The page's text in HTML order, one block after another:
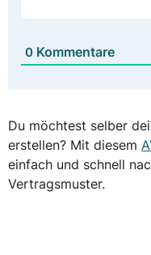
0 Kommentare
Du möchtest selber
erstellen? Mit diesem
einfach und schnell
Vertragsmuster.